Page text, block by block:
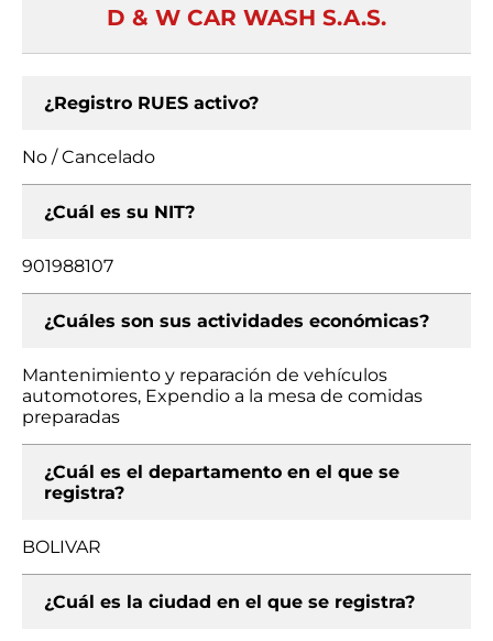
D & W CAR WASH S.A.S.
¿Registro RUES activo?
No / Cancelado
¿Cuál es su NIT?
901988107
¿Cuáles son sus actividades económicas?
Mantenimiento y reparación de vehículos
automotores, Expendio a la mesa de comidas
preparadas
¿Cuál es el departamento en el que se
registra?
BOLIVAR
¿Cuál es la ciudad en el que se registra?